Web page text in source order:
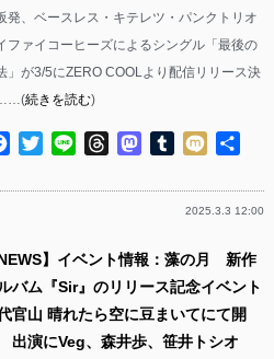
発、ベースレス・キテレツ・パンクトリオ
ファイコーヒーズによるシングル「最後の
」が3/5にZERO COOLより配信リリース決
続きを読む)
Facebook
TwitterLine ThreadsMastodon
Tumblr
Mixi
2025.3.3 12:00
NEWS】イベント情報：藻の月 新作
バム『Sir』のリリース記念イベント
官山 晴れたら空に豆まいてにて開
演にVeg、森井歩、笹井トシオ